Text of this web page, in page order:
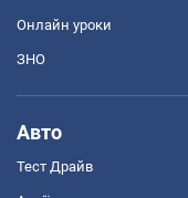
Онлайн уроки
ЗНО
Авто
Тест Драйв